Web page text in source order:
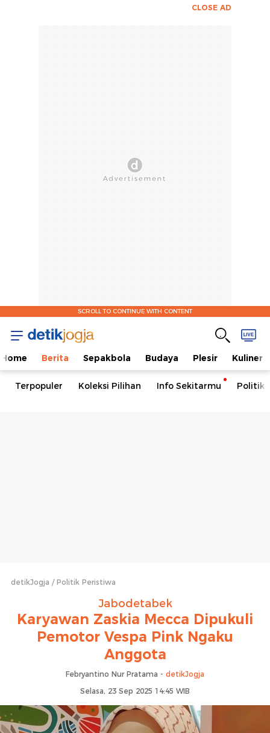
CLOSE AD
SCROLL TO CONTINUE WITH CONTENT
Home Berita Sepakbola Budaya Plesir Kuliner
Terpopuler Koleksi Pilihan Info Sekitarmu Politik
detikJogja Politik Peristiwa
Jabodetabek
Karyawan Zaskia Mecca Dipukuli
Pemotor Vespa Pink Ngaku
Anggota
Febryantino Nur Pratama - detikJogja
Selasa, 23 Sep 2025 14:45 WIB